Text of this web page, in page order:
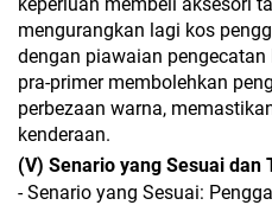
mengurangkan lagi kos
dengan piawaian
pra-primer membolehkan
perbezaan warna,
kenderaan.
(V) Senario yang Sesuai dan
- Senario yang Sesuai: